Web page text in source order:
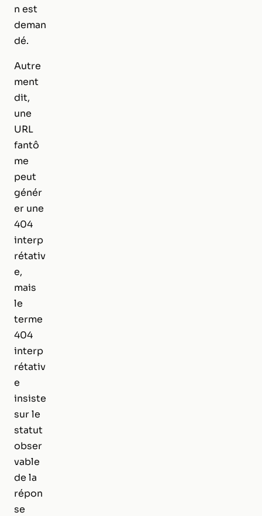
n est
deman
dé.
Autre
ment
dit,
une
URL
fantô
me
peut
génér
er une
404
interp
rétativ
e,
mais
le
terme
404
interp
rétativ
e
insiste
sur le
statut
obser
vable
de la
répon
se